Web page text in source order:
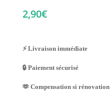
2,90€
⚡ Livraison immédiate
🔒 Paiement sécurisé
🫶 Compensation si rénovation